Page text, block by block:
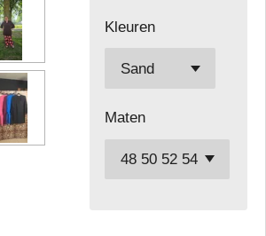
Kleuren
Maten